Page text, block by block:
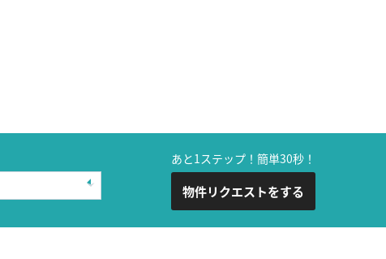
あと1ステップ！簡単30秒！
物件リクエストをする